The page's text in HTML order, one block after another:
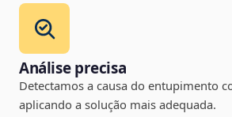
Análise precisa
Detectamos a causa do entupimento
aplicando a solução mais adequada.